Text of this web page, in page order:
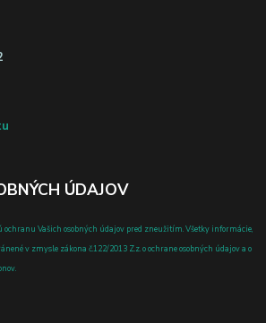
ÚDAJOV
Vašich osobných údajov pred zneužitím. Všetky informácie,
v zmysle zákona č.122/2013 Z.z. o ochrane osobných údajov a o